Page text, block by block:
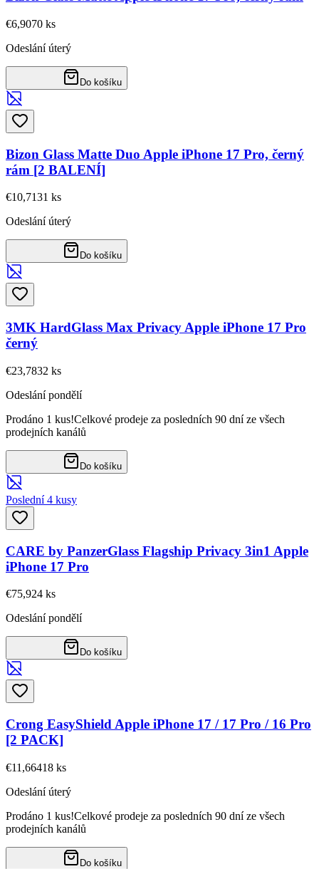
€6,9070 ks
Odeslání úterý
Do košíku
Bizon Glass Matte Duo Apple iPhone 17 Pro, černý
rám [2 BALENÍ]
€10,7131 ks
Odeslání úterý
Do košíku
3MK HardGlass Max Privacy Apple iPhone 17 Pro
černý
€23,7832 ks
Odeslání pondělí
Prodáno 1 kus!Celkové prodeje za posledních 90 dní ze všech
prodejních kanálů
Do košíku
Poslední 4 kusy
CARE by PanzerGlass Flagship Privacy 3in1 Apple
iPhone 17 Pro
€75,924 ks
Odeslání pondělí
Do košíku
Crong EasyShield Apple iPhone 17 / 17 Pro / 16 Pro
[2 PACK]
€11,66418 ks
Odeslání úterý
Prodáno 1 kus!Celkové prodeje za posledních 90 dní ze všech
prodejních kanálů
Do košíku